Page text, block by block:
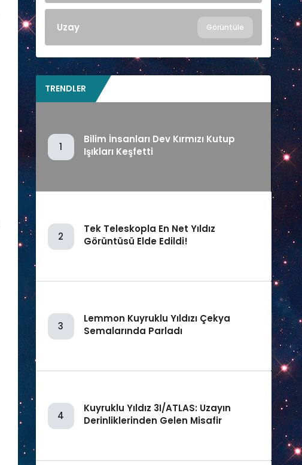
Uzay Görüntüle
TRENDLER
1
Bilim İnsanları Dev Kırmızı Kutup
Işıkları Keşfetti
2
Tek Teleskopla En Net Yıldız
Görüntüsü Elde Edildi!
3
Lemmon Kuyruklu Yıldızı Çekya
Semalarında Parladı
4
Kuyruklu Yıldız 3I/ATLAS: Uzayın
Derinliklerinden Gelen Misafir